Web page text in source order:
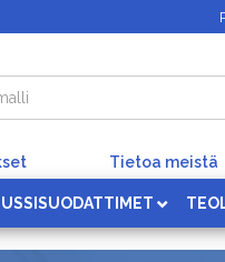
Tietoa meistä